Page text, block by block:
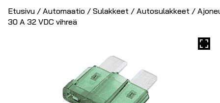
Etusivu / Automaatio / Sulakkeet / Autosulakkeet /
30 A 32 VDC vihreä